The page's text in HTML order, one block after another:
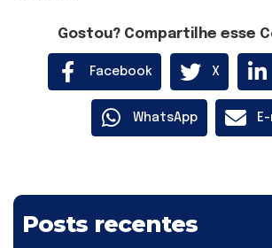
Gostou? Compartilhe esse
Facebook X
WhatsApp
Posts recentes